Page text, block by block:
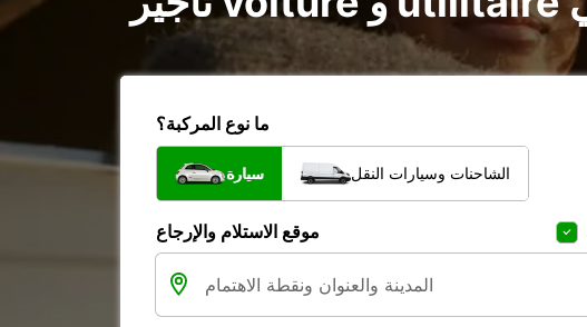
ما نوع المركبة؟
سيارة الشاحنات وسيارات النقل
موقع الاستلام والإرجاع